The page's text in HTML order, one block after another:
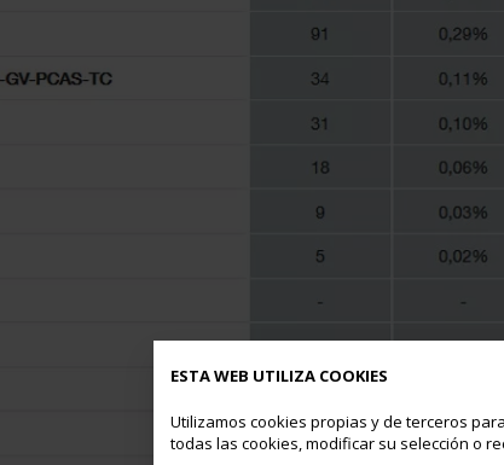
ESTA WEB UTILIZA COOKIES
Utilizamos cookies propias y de terceros
todas las cookies, modificar su selección o